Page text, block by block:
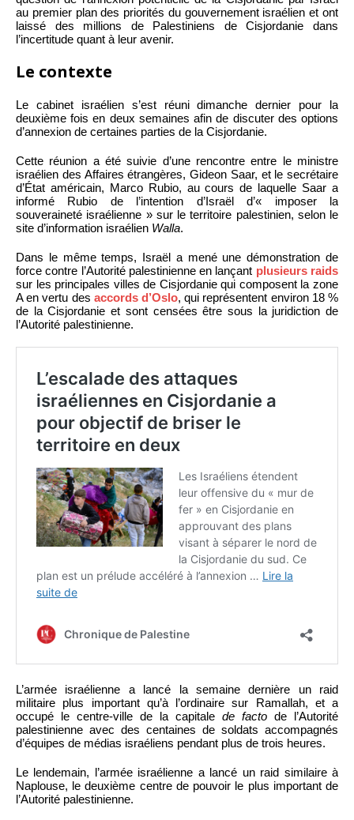
au premier plan des priorités du gouvernement israélien et ont
laissé des millions de Palestiniens de Cisjordanie dans
l’incertitude quant à leur avenir.
Le contexte
Le cabinet israélien s’est réuni dimanche dernier pour la
deuxième fois en deux semaines afin de discuter des options
d’annexion de certaines parties de la Cisjordanie.
Cette réunion a été suivie d’une rencontre entre le ministre
israélien des Affaires étrangères, Gideon Saar, et le secrétaire
d’État américain, Marco Rubio, au cours de laquelle Saar a
informé Rubio de l’intention d’Israël d’« imposer la
souveraineté israélienne » sur le territoire palestinien, selon le
site d’information israélien Walla.
Dans le même temps, Israël a mené une démonstration de
force contre l’Autorité palestinienne en lançant plusieurs raids
sur les principales villes de Cisjordanie qui composent la zone
A en vertu des accords d’Oslo, qui représentent environ 18 %
de la Cisjordanie et sont censées être sous la juridiction de
l’Autorité palestinienne.
L’armée israélienne a lancé la semaine dernière un raid
militaire plus important qu’à l’ordinaire sur Ramallah, et a
occupé le centre-ville de la capitale de facto de l’Autorité
palestinienne avec des centaines de soldats accompagnés
d’équipes de médias israéliens pendant plus de trois heures.
Le lendemain, l’armée israélienne a lancé un raid similaire à
Naplouse, le deuxième centre de pouvoir le plus important de
l’Autorité palestinienne.